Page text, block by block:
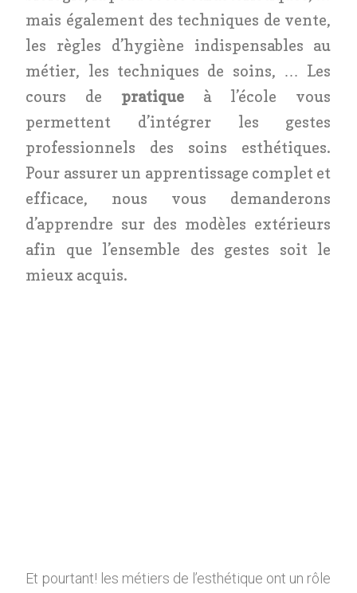
mais également des techniques de vente,
les règles d’hygiène indispensables au
métier, les techniques de soins, … Les
cours depratique à l’école vous
permettent d’intégrer les gestes
professionnels des soins esthétiques.
Pour assurer un apprentissage complet et
efficace, nous vous demanderons
d’apprendre sur des modèles extérieurs
afin que l’ensemble des gestes soit le
mieux acquis.
Et pourtant! les métiers de l’esthétique ont un rôle